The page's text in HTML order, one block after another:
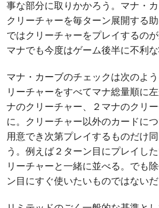
事な部分に取りかかろう。マナ・カ
クリーチャーを毎ターン展開する
ではクリーチャーをプレイするの
マナでも今度はゲーム後半に不利な
マナ・カーブのチェックは次のよ
リーチャーをすべてマナ総量順に
ナのクリーチャー、２マナのクリ
に。クリーチャー以外のカードに
用意でき次第プレイするものだけ
う。例えば２ターン目にプレイし
リーチャーと一緒に並べる。でも
ン目にすぐ使いたいものではないだ